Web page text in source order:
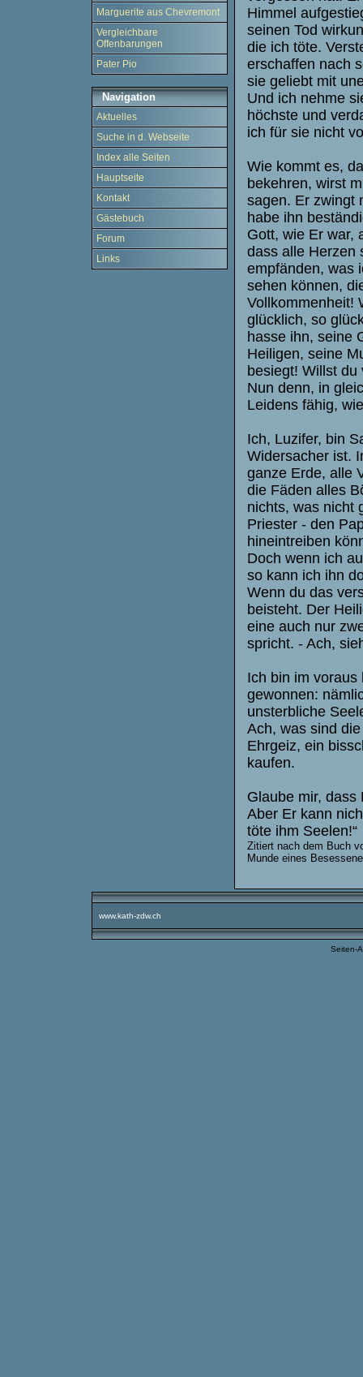
Marguerite aus Chevremont
Vergleichbare
Offenbarungen
Pater Pio
Navigation
Aktuelles
Suche in d. Webseite
Index alle Seiten
Hauptseite
Kontakt
Gästebuch
Forum
Links
Himmel
seinen Tod
die ich töte.
erschaffen nach
sie geliebt mit
Und ich nehme
höchste und
ich für sie nicht
Wie kommt es,
bekehren, wirst
sagen. Er zwingt
habe ihn
Gott, wie Er war,
dass alle Herzen
empfänden, was
sehen können,
Vollkommenheit!
glücklich, so
hasse ihn, seine
Heiligen, seine
besiegt! Willst
Nun denn, in
Leidens fähig,
Ich, Luzifer, bin
Widersacher ist.
ganze Erde, alle
die Fäden alles
nichts, was nicht
Priester - den
hineintreiben
Doch wenn ich
so kann ich ihn
Wenn du das
beisteht. Der
eine auch nur
spricht. - Ach,
Ich bin im
gewonnen:
unsterbliche
Ach, was sind
Ehrgeiz, ein
kaufen.
Glaube mir, dass
Aber Er kann
töte ihm Seelen!“
Zitiert nach dem Buch
Munde eines
www.kath-zdw.ch
Seiten-